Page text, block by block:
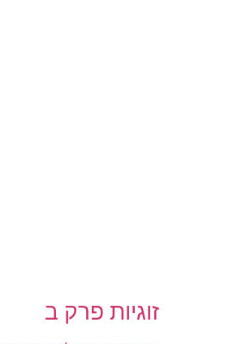
זוגיות פרק ב